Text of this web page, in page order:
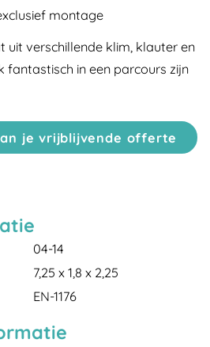
montage
uit verschillende klim, klauter en
fantastisch in een parcours zijn
je vrijblijvende offerte
04-14
7,25 x 1,8 x 2,25
EN-1176